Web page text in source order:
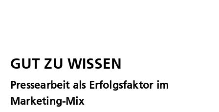
GUT ZU WISSEN
Pressearbeit als Erfolgsfaktor im
Marketing-Mix